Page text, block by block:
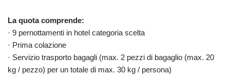
La quota comprende:
· 9 pernottamenti in hotel categoria scelta
· Prima colazione
· Servizio trasporto bagagli (max. 2 pezzi di bagaglio (max. 20
kg / pezzo) per un totale di max. 30 kg / persona)